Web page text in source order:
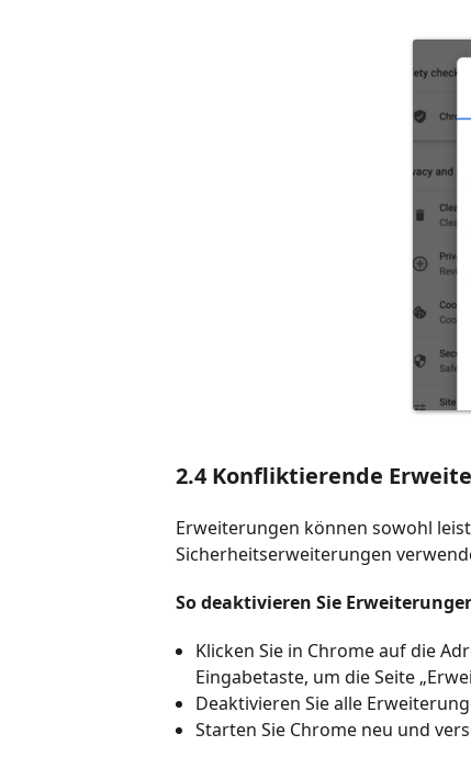
2.4 Konfliktierende
Erweiterungen können sowohl
Sicherheitserweiterungen
So deaktivieren Sie
Klicken Sie in Chrome auf die
Eingabetaste, um die Seite
Deaktivieren Sie alle
Starten Sie Chrome neu und